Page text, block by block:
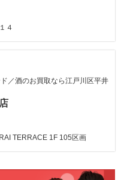
４
／酒のお買取なら江戸川区平井
TERRACE 1F 105区画